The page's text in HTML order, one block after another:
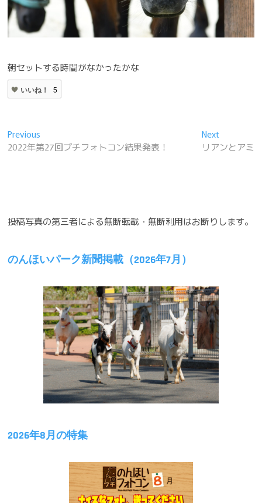
朝セットする時間がなかったかな
いいね！ 5
投
稿
ー
ョ
Previous
post:
2022年第27回プチフォトコン結果発表！
NextNext
post:
リアンとアミ
投稿写真の第三者による無断転載・無断利用はお断りします。
のんほいパーク新聞掲載（2026年7月）
2026年8月の特集